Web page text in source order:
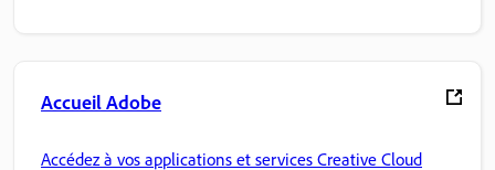
Accueil Adobe
Accédez à vos applications et services Creative Cloud